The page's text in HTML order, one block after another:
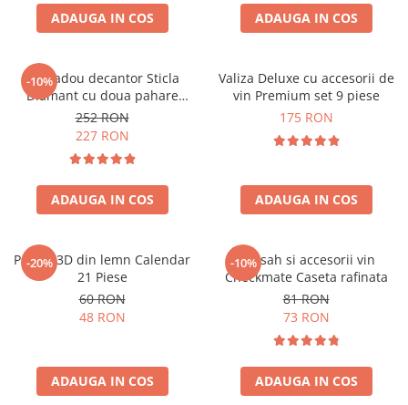
ADAUGA IN COS ADAUGA IN COS
-10%
Set cadou decantor Sticla
Diamant cu doua pahare
Deluxe
252 RON
227 RON
ADAUGA IN COS
Valiza Deluxe cu accesorii de
vin Premium set 9 piese
175 RON
ADAUGA IN COS
-20%
Puzzle 3D din lemn Calendar
21 Piese
60 RON
48 RON
ADAUGA IN COS
-10%
Set sah si accesorii vin
Checkmate Caseta rafinata
81 RON
73 RON
ADAUGA IN COS